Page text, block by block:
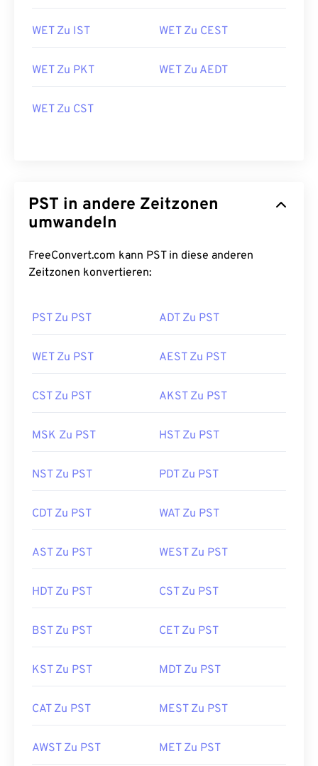
WET Zu IST WET Zu CEST
WET Zu PKT WET Zu AEDT
WET Zu CST
PST in andere Zeitzonen
umwandeln
FreeConvert.com kann PST in diese anderen
Zeitzonen konvertieren:
PST Zu PST ADT Zu PST
WET Zu PST AEST Zu PST
CST Zu PST AKST Zu PST
MSK Zu PST HST Zu PST
NST Zu PST PDT Zu PST
CDT Zu PST WAT Zu PST
AST Zu PST WEST Zu PST
HDT Zu PST CST Zu PST
BST Zu PST CET Zu PST
KST Zu PST MDT Zu PST
CAT Zu PST MEST Zu PST
AWST Zu PST MET Zu PST